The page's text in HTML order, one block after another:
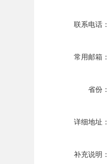
联系电话：
常用邮箱：
省份：
详细地址：
补充说明：